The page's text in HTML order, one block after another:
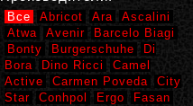
Все Abricot Ara
Ascalini
Atwa
Avenir
Barcelo Biagi
Bonty
Burgerschuhe
Di
Bora
Dino Ricci
Camel
Active
Carmen Poveda
City
Star
Conhpol Ergo
Fasan